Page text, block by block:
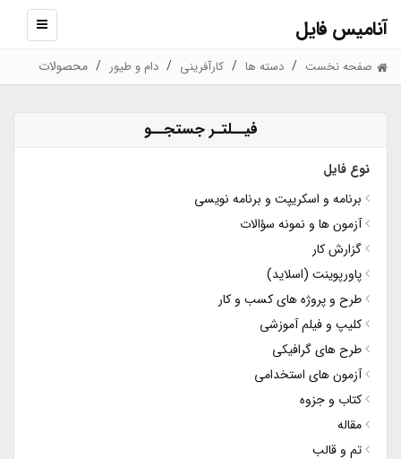
آنامیس فایل
نمایش
صفحه نخست دسته ها کارآفرینی دام و طیور محصولات
فیــلتـر جستجــو
نوع فایل
برنامه و اسکریپت و برنامه نویسی
آزمون ها و نمونه سؤالات
گزارش کار
پاورپوینت (اسلاید)
طرح و پروژه های کسب و کار
کلیپ و فیلم آموزشی
طرح های گرافیکی
آزمون های استخدامی
کتاب و جزوه
مقاله
تم و قالب